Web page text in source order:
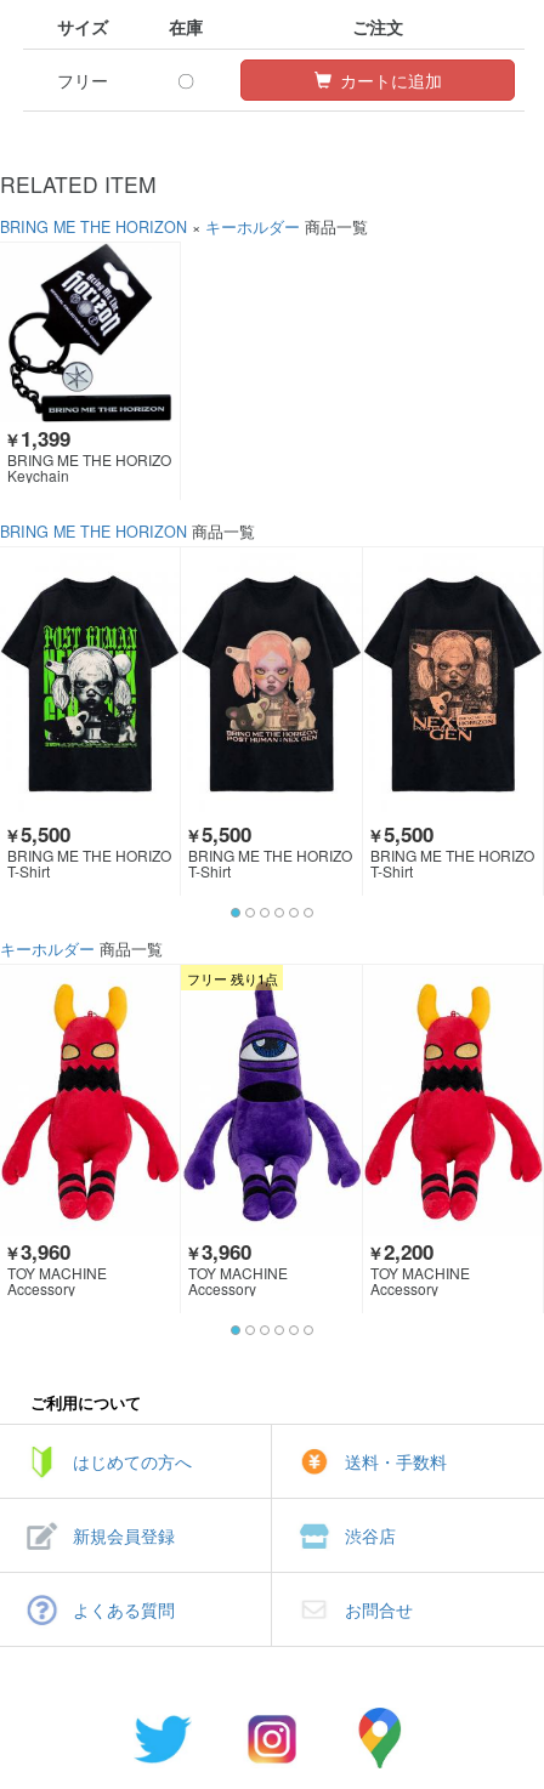
サイズ 在庫 ご注文
フリー 〇 カートに追加
RELATED ITEM
BRING ME THE HORIZON × キーホルダー 商品一覧
￥1,399
BRING ME THE HORIZO
N
Keychain
BRING ME THE HORIZON 商品一覧
￥5,500
BRING ME THE HORIZO
N
T-Shirt
￥5,500
BRING ME THE HORIZO
N
T-Shirt
￥5,500
BRING ME THE HORIZO
N
T-Shirt
キーホルダー 商品一覧
￥3,960
TOY MACHINE
Accessory
フリー 残り1点
￥3,960
TOY MACHINE
Accessory
￥2,200
TOY MACHINE
Accessory
ご利用について
はじめての方へ 送料・手数料
新規会員登録 渋谷店
よくある質問 お問合せ